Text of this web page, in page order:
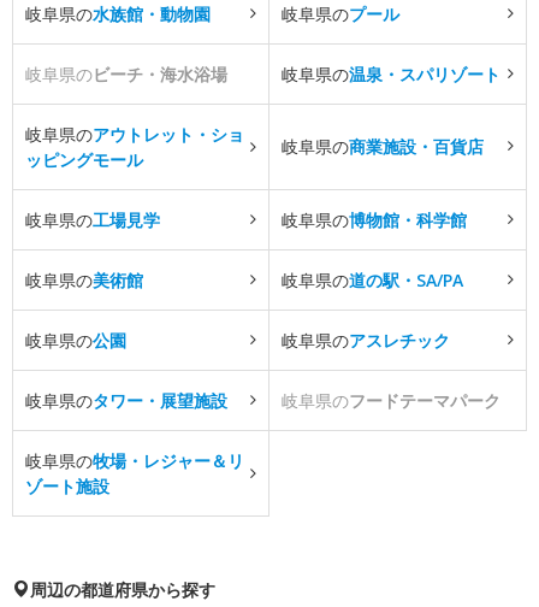
岐阜県の水族館・動物園 岐阜県のプール
岐阜県のビーチ・海水浴場 岐阜県の温泉・スパリゾート
岐阜県のアウトレット・ショ
ッピングモール
岐阜県の商業施設・百貨店
岐阜県の工場見学 岐阜県の博物館・科学館
岐阜県の美術館 岐阜県の道の駅・SA/PA
岐阜県の公園 岐阜県のアスレチック
岐阜県のタワー・展望施設 岐阜県のフードテーマパーク
岐阜県の牧場・レジャー＆リ
ゾート施設
周辺の都道府県から探す